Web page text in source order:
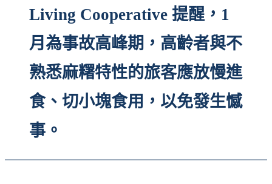
Living Cooperative 提醒，1
月為事故高峰期，高齡者與不
熟悉麻糬特性的旅客應放慢進
食、切小塊食用，以免發生憾
事。